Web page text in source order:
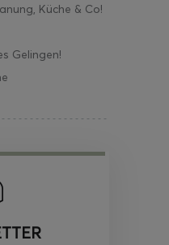
Küche & Co!
Gelingen!